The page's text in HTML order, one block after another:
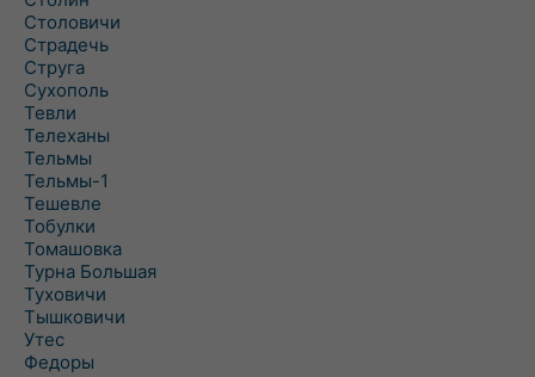
Столовичи
Страдечь
Струга
Сухополь
Тевли
Телеханы
Тельмы
Тельмы-1
Тешевле
Тобулки
Томашовка
Турна Большая
Туховичи
Тышковичи
Утес
Федоры